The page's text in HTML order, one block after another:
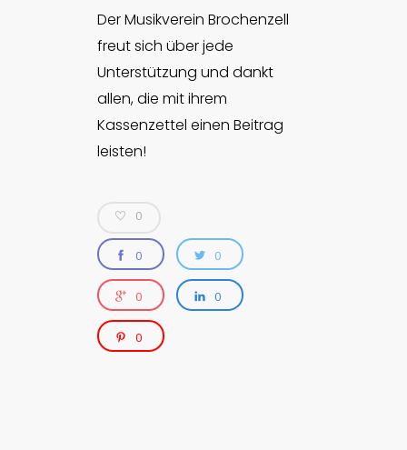
Der Musikverein Brochenzell
freut sich über jede
Unterstützung und dankt
allen, die mit ihrem
Kassenzettel einen Beitrag
leisten!
0
0 0
0 0
0